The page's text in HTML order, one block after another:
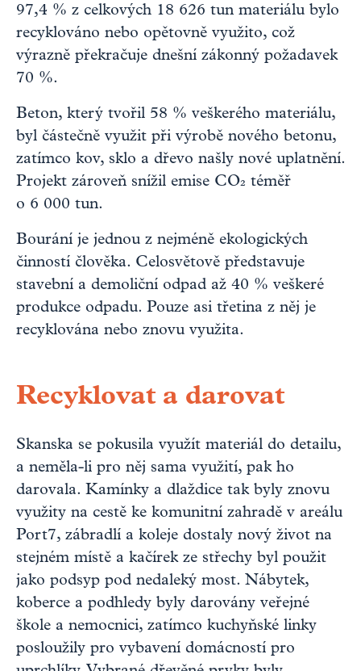
97,4 % z celkových 18 626 tun materiálu bylo
recyklováno nebo opětovně využito, což
výrazně překračuje dnešní zákonný požadavek
70 %.
Beton, který tvořil 58 % veškerého materiálu,
byl částečně využit při výrobě nového betonu,
zatímco kov, sklo a dřevo našly nové uplatnění.
Projekt zároveň snížil emise CO₂ téměř
o 6 000 tun.
Bourání je jednou z nejméně ekologických
činností člověka. Celosvětově představuje
stavební a demoliční odpad až 40 % veškeré
produkce odpadu. Pouze asi třetina z něj je
recyklována nebo znovu využita.
Recyklovat a darovat
Skanska se pokusila využít materiál do detailu,
a neměla-li pro něj sama využití, pak ho
darovala. Kamínky a dlaždice tak byly znovu
využity na cestě ke komunitní zahradě v areálu
Port7, zábradlí a koleje dostaly nový život na
stejném místě a kačírek ze střechy byl použit
jako podsyp pod nedaleký most. Nábytek,
koberce a podhledy byly darovány veřejné
škole a nemocnici, zatímco kuchyňské linky
posloužily pro vybavení domácností pro